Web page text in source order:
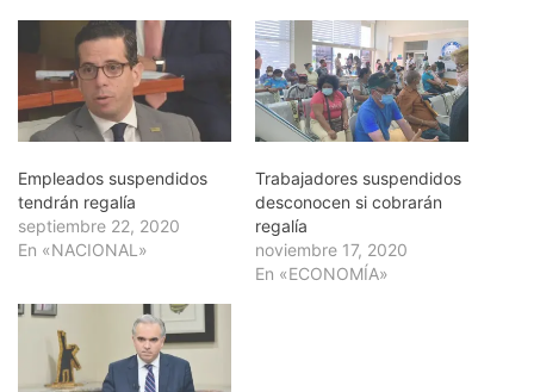
Empleados suspendidos
tendrán regalía
septiembre 22, 2020
En «NACIONAL»
Trabajadores suspendidos
desconocen si cobrarán
regalía
noviembre 17, 2020
En «ECONOMÍA»